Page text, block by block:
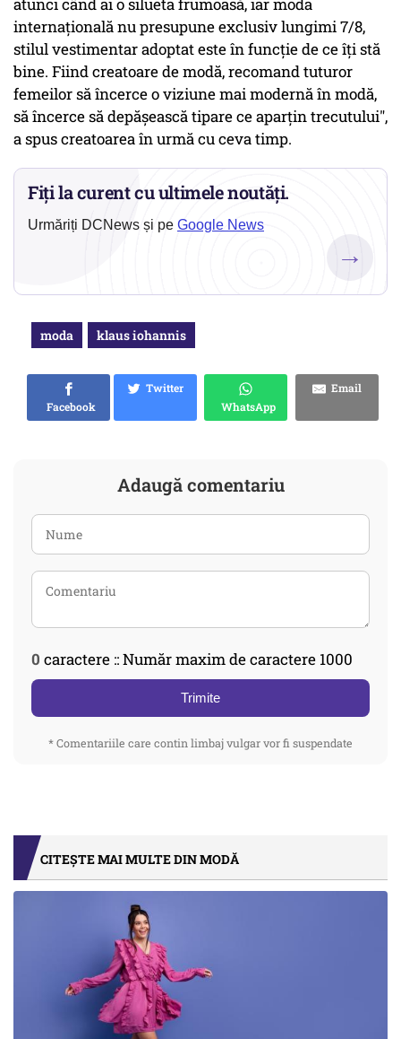
atunci când ai o silueta frumoasă, iar moda
internațională nu presupune exclusiv lungimi 7/8,
stilul vestimentar adoptat este în funcție de ce îți stă
bine. Fiind creatoare de modă, recomand tuturor
femeilor să încerce o viziune mai modernă în modă,
să încerce să depășească tipare ce aparțin trecutului",
a spus creatoarea în urmă cu ceva timp.
Fiți la curent cu ultimele noutăți.
Urmăriți DCNews și pe Google News
→
moda klaus iohannis
Facebook
Twitter
WhatsApp
Email
Adaugă comentariu
0 caractere :: Număr maxim de caractere 1000
Trimite
* Comentariile care contin limbaj vulgar vor fi suspendate
CITEȘTE MAI MULTE DIN MODĂ